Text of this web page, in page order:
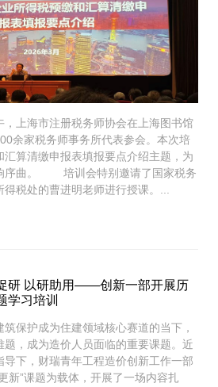
上海市注册税务师协会在上海图书馆
余家税务师事务所代表参会。本次培
算清缴申报表填报要点介绍主题，为
序曲。 培训会特别邀请了国家税务
税处的曹进明老师进行授课。...
研 以研助用——创新一部开展历
学习培训
护成为住建领域核心赛道的当下，
，成为造价人员面临的重要课题。近
导下，财瑞青年工程造价创新工作一部
新”课题为载体，开展了一场内容扎